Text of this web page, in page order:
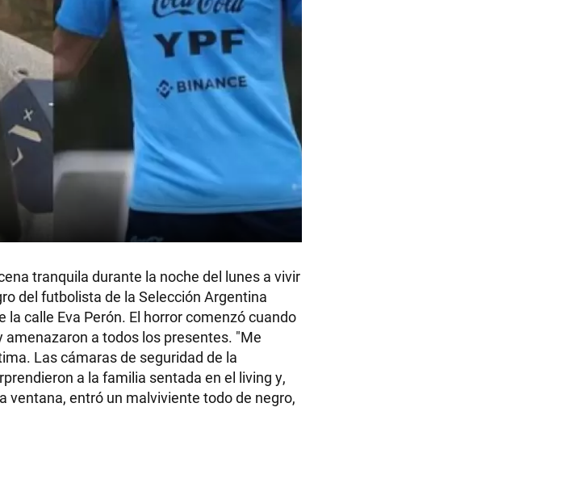
tranquila durante la noche del lunes a vivir
del futbolista de la Selección Argentina
calle Eva Perón. El horror comenzó cuando
a todos los presentes. "Me
Las cámaras de seguridad de la
a la familia sentada en el living y,
ventana, entró un malviviente todo de negro,